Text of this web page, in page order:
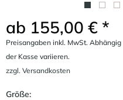
ab 155,00 € *
Preisangaben inkl. MwSt.
der Kasse variieren.
zzgl. Versandkosten
Größe: